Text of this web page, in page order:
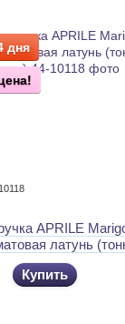
дня
APRILE
латунь
Купить